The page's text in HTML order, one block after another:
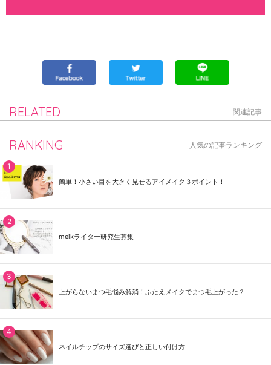
RELATED 関連記事
RANKING 人気の記事ランキング
簡単！小さい目を大きく見せるアイメイク３ポイント！
meikライター研究生募集
上がらないまつ毛悩み解消！ふたえメイクでまつ毛上がった？
ネイルチップのサイズ選びと正しい付け方